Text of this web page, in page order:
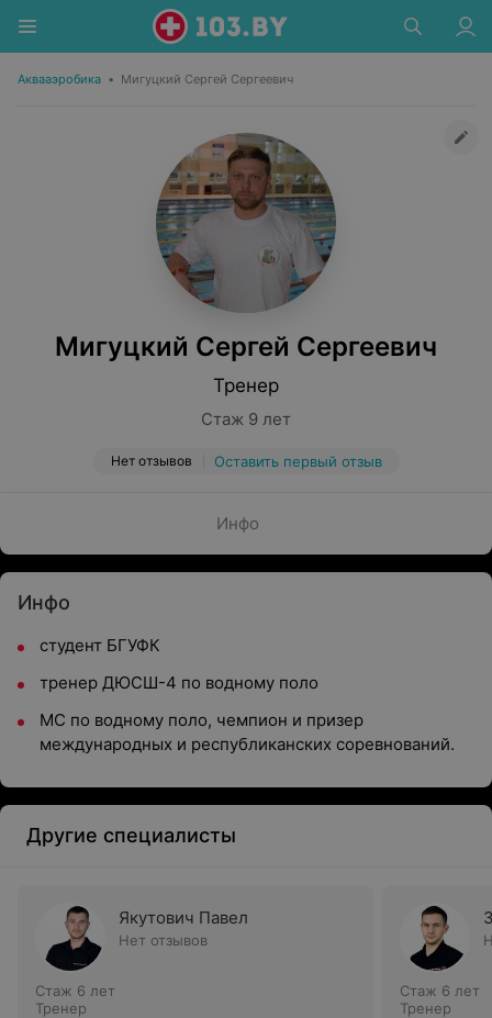
Аквааэробика • Мигуцкий Сергей Сергеевич
Мигуцкий Сергей Сергеевич
Тренер
Стаж 9 лет
Нет отзывов Оставить первый отзыв
Инфо
Инфо
студент БГУФК
тренер ДЮСШ-4 по водному поло
МС по водному поло, чемпион и призер
международных и республиканских соревнований.
Другие специалисты
Якутович Павел
Нет отзывов
Стаж 6 лет
Тренер
Стаж 6 лет
Тренер